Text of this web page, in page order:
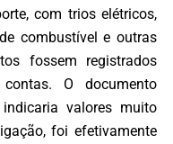
com trios elétricos,
combustível e outras
fossem registrados
O documento
valores muito
foi efetivamente